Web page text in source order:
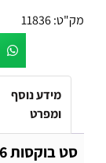
מק"ט:11836
מידע נוסף
ומפרט
סט בוקסות 36 יח ממ+אינצ' SIGNET D1/4 סיגנט